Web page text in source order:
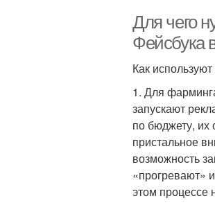
Для чего
Фейсбука
Как
1. Для
запускают
по бюджету, их
пристальное
возможность
«прогревают»
этом процессе